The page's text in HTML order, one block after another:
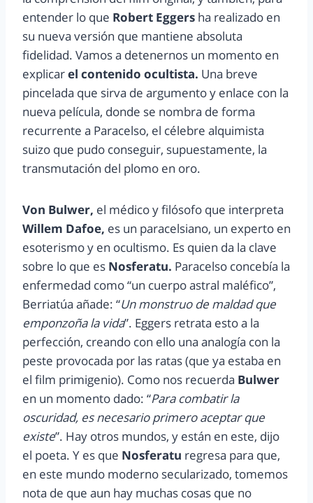
entender lo que Robert Eggers ha realizado en
su nueva versión que mantiene absoluta
fidelidad. Vamos a detenernos un momento en
explicarel contenido ocultista. Una breve
pincelada que sirva de argumento y enlace con la
nueva película, donde se nombra de forma
recurrente a Paracelso, el célebre alquimista
suizo que pudo conseguir, supuestamente, la
transmutación del plomo en oro.
Von Bulwer, el médico y filósofo que interpreta
Willem Dafoe, es un paracelsiano, un experto en
esoterismo y en ocultismo. Es quien da la clave
sobre lo que es Nosferatu. Paracelso concebía la
enfermedad como “un cuerpo astral maléfico”,
Berriatúa añade: “Un monstruo de maldad que
emponzoña la vida”. Eggers retrata esto a la
perfección, creando con ello una analogía con la
peste provocada por las ratas (que ya estaba en
el film primigenio). Como nos recuerda Bulwer
en un momento dado: “Para combatir la
oscuridad, es necesario primero aceptar que
existe”. Hay otros mundos, y están en este, dijo
el poeta. Y es que Nosferatu regresa para que,
en este mundo moderno secularizado, tomemos
nota de que aun hay muchas cosas que no